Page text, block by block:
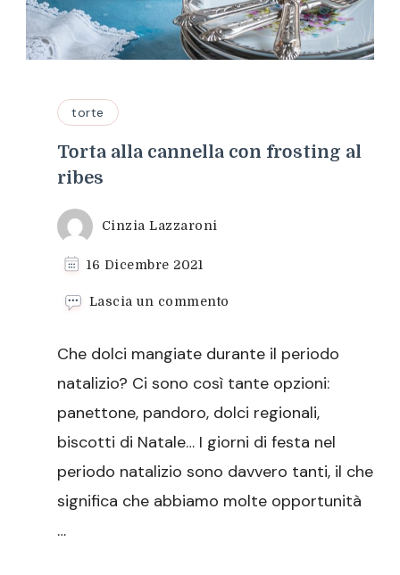
torte
Torta alla cannella con frosting al
ribes
Cinzia Lazzaroni
16 Dicembre 2021
Lascia un commento
cannella
al
Che dolci mangiate durante il periodo
natalizio? Ci sono così tante opzioni:
panettone, pandoro, dolci regionali,
biscotti di Natale… I giorni di festa nel
periodo natalizio sono davvero tanti, il che
significa che abbiamo molte opportunità
…